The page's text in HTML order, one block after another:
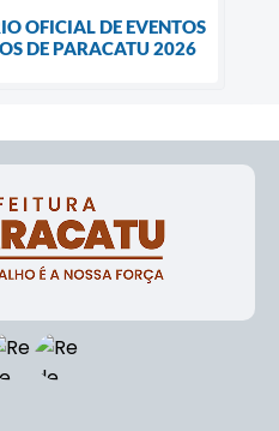
OFICIAL DE EVENTOS
DE PARACATU 2026